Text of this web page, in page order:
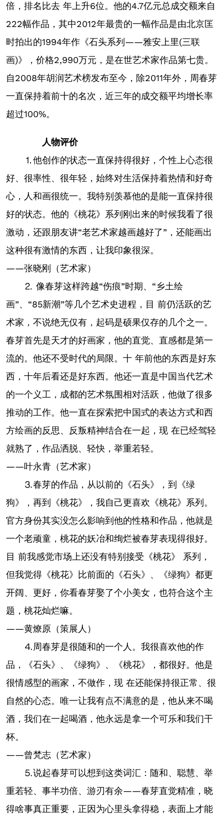
倍，排名比去 年上升6位。他的4.7亿元总成交额来自
222幅作品，其中2012年最贵的一幅作品是由北京匡
时拍出的1994年作《石头系列——雅安上里(三联
画)》，价格2,990万元，是在世艺术家作品第七贵。
自2008年胡润艺术榜发布至今，除2011年外，周春芽
一直保持着前十的名次，近三年的成交额平均增长率
超过100%。
人物评价
⒈他创作的状态一直保持得很好，个性上心态很
好、很率性、很年轻，始终对生活保持着热情和好奇
心，人和画很统一。我特别羡慕他的是能一直保持很
好的状态。他的《桃花》系列刚出来的时候我看了很
激动，还跟朋友讲“老艺术家越画越好了”，还能画出
这种很有激情的东西，让我印象很深。
——张晓刚（艺术家）
⒉ 像春芽这样跨越“伤痕”时期、“乡土绘
画”、“85新潮”等几个艺术史进程，目 前仍活跃的艺
术家，不说绝无仅有，起码是硕果仅存的几个之一。
春芽首先是天才的好画家，他的直觉、直感都是第一
流的。他还不受时代的局限。十 年前他的东西是好东
西，十年后看还是好东西。他还一直是中国当代艺术
的一个义工，成都的艺术氛围相对活跃，他做了很多
推动的工作。他一直在探索把中国式的表达方式和西
方绘画的反思、反叛精神结合在一起，现 在已经驾轻
就熟了，作品洒脱、轻快，举重若轻。
——叶永青（艺术家）
⒊春芽的作品，从以前的《石头》，到《绿
狗》，再到《桃花》，我自己更喜欢《桃花》系列。
官方身份其实没怎么影响到他的性格和作品，他就是
一个老顽童，桃花的妖冶和绚烂被春芽表现得很好。
目 前我感觉市场上还没有特别接受《桃花》 系列，
但我觉得《桃花》比前面的《石头》、《绿狗》都更
开阔、更好，你看春芽娶了个小美女，也符合这个主
题，桃花灿烂嘛。
——黄燎原（策展人）
⒋周春芽是很随和的一个人。我很喜欢他的作
品，《石头》、《绿狗》、《桃花》，都很好。他是
很情感型的画家，不做作，现 在还能保持很正常、很
自然的心态。唯一让我有点不满意的是，他从来不喝
酒，我们在一起喝酒，他永远是拿一个可乐和我们干
杯。
——曾梵志（艺术家）
⒌说起春芽可以想到这类词汇：随和、聪慧、举
重若轻、事半功倍、游刃有余——春芽直觉精准，晓
得啥事真正重要，正因为心里头拿得稳，表面上才能